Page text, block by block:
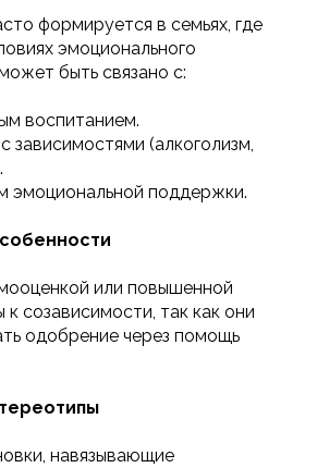
формируется в семьях, где
эмоционального
быть связано с:
воспитанием.
зависимостями (алкоголизм,
эмоциональной поддержки.
или повышенной
созависимости, так как они
одобрение через помощь
навязывающие